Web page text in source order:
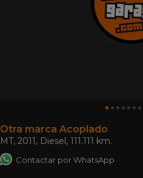
Otra marca Acoplado
MT, 2011, Diesel, 111.111 km.
Contactar por WhatsApp